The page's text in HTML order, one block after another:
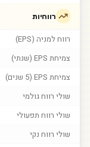
רווחיות
רווח למניה (EPS)
צמיחת EPS (שנתי)
צמיחת EPS (5 שנים)
שולי רווח גולמי
שולי רווח תפעולי
שולי רווח נקי